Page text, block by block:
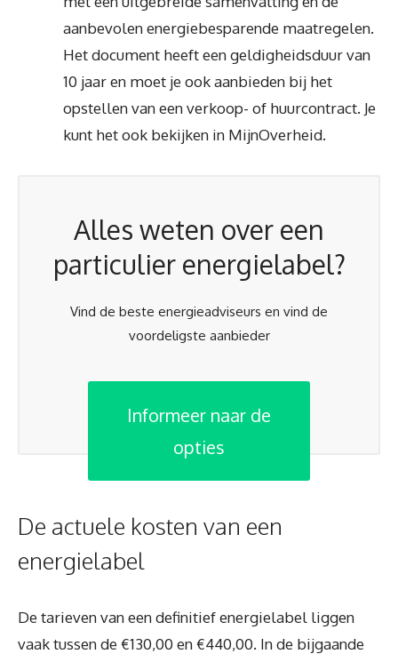
aanbevolen energiebesparende maatregelen.
Het document heeft een geldigheidsduur van
10 jaar en moet je ook aanbieden bij het
opstellen van een verkoop- of huurcontract. Je
kunt het ook bekijken in MijnOverheid.
Alles weten over een
particulier energielabel?
Vind de beste energieadviseurs en vind de
voordeligste aanbieder
Informeer naar de
opties
De actuele kosten van een
energielabel
De tarieven van een definitief energielabel liggen
vaak tussen de €130,00 en €440,00. In de bijgaande